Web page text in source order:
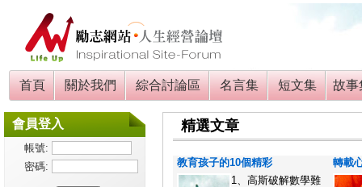
首頁 關於我們 綜合討論區 名言集 短文集 故
會員登入
帳號:
密碼:
精選文章
教育孩子的10個精彩
1、高斯破解數學難
轉載